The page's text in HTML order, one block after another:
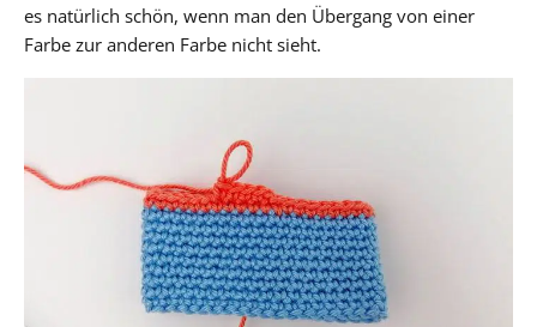
es natürlich schön, wenn man den Übergang von einer
Farbe zur anderen Farbe nicht sieht.